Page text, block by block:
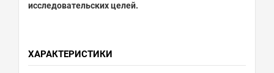
исследовательских целей.
ХАРАКТЕРИСТИКИ